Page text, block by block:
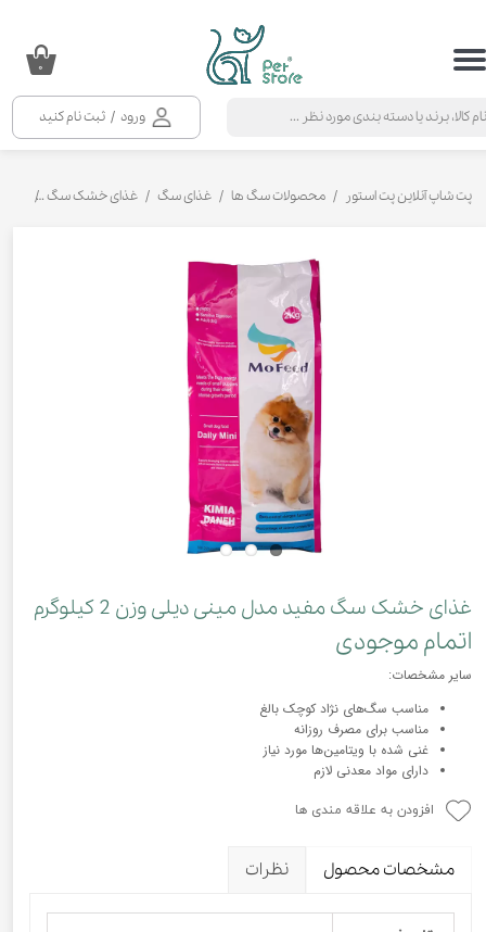
ورود / ثبت نام کنید
حساب کاربری من
خروج از حساب کاربری
۰
پت شاپ آنلاین پت استور محصولات سگ ها غذای سگ غذای خشک سگ
غذای خشک سگ مفید مدل مینی دیلی وزن 2 کیلوگرم
اتمام موجودی
سایر مشخصات:
مناسب سگ‌های نژاد کوچک بالغ
مناسب برای مصرف روزانه
غنی شده با ویتامین‌ها مورد نیاز
دارای مواد معدنی لازم
افزودن به علاقه مندی ها
مشخصات محصول نظرات